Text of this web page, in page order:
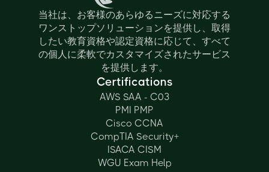
当社は、お客様のあらゆるニーズに対応する
ワンストップソリューションを提供し、取得
したい教育資格や認定資格に応じて、すべて
の個人に柔軟でカスタマイズされたサービス
を提供します。
Certifications
AWS SAA - C03
PMI PMP
Cisco CCNA
CompTIA Security+
ISACA CISM
WGU Exam Help